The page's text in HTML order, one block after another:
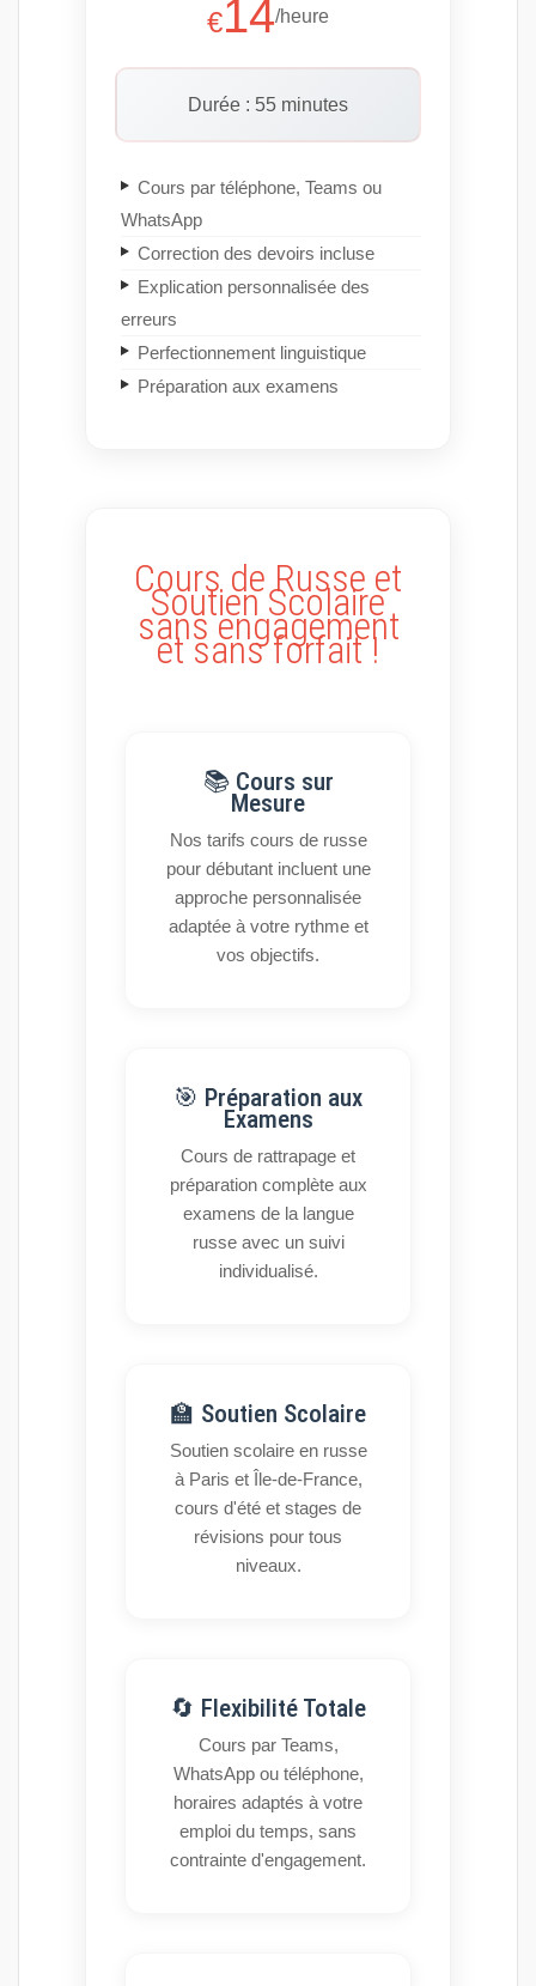
€14/heure
Durée : 55 minutes
Cours par téléphone, Teams ou
WhatsApp
Correction des devoirs incluse
Explication personnalisée des
erreurs
Perfectionnement linguistique
Préparation aux examens
Cours de Russe et
Soutien Scolaire
sans engagement
et sans forfait !
📚 Cours sur
Mesure
Nos tarifs cours de russe
pour débutant incluent une
approche personnalisée
adaptée à votre rythme et
vos objectifs.
🎯 Préparation aux
Examens
Cours de rattrapage et
préparation complète aux
examens de la langue
russe avec un suivi
individualisé.
🏫 Soutien Scolaire
Soutien scolaire en russe
à Paris et Île-de-France,
cours d'été et stages de
révisions pour tous
niveaux.
🔄 Flexibilité Totale
Cours par Teams,
WhatsApp ou téléphone,
horaires adaptés à votre
emploi du temps, sans
contrainte d'engagement.